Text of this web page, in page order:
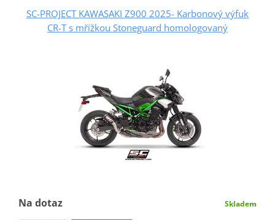
SC-PROJECT KAWASAKI Z900 2025- Karbonový výfuk
CR-T s mřížkou Stoneguard homologovaný
Na dotaz Skladem